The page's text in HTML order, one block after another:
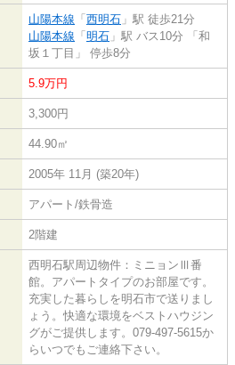
山陽本線 「 西明石 」駅 徒歩21分
山陽本線 「 明石 」駅 バス10分 「和
坂１丁目」 停歩8分
5.9万円
3,300円
44.90㎡
2005年 11月 (築20年)
アパート/鉄骨造
2階建
西明石駅周辺物件：ミニョンⅢ番
館。アパートタイプのお部屋です。
充実した暮らしを明石市で送りまし
ょう。快適な環境をベストハウジン
グがご提供します。079-497-5615か
らいつでもご連絡下さい。